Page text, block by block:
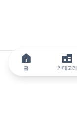
홈 카테고리